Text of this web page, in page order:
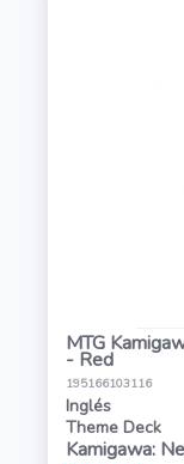
MTG
- Red
195166103116
Inglés
Theme Deck
Kamigawa: